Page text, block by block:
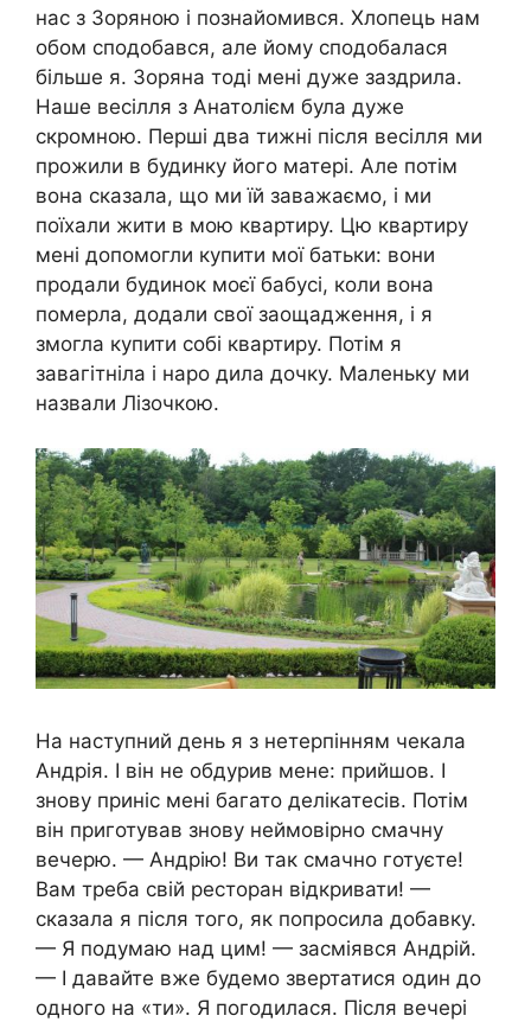
нас з Зоряною і познайомився. Хлопець нам
обом сподобався, але йому сподобалася
більше я. Зоряна тоді мені дуже заздрила.
Наше весілля з Анатолієм була дуже
скромною. Перші два тижні після весілля ми
прожили в будинку його матері. Але потім
вона сказала, що ми їй заважаємо, і ми
поїхали жити в мою квартиру. Цю квартиру
мені допомогли купити мої батьки: вони
продали будинок моєї бабусі, коли вона
померла, додали свої заощадження, і я
змогла купити собі квартиру. Потім я
завагітніла і наро дила дочку. Маленьку ми
назвали Лізочкою.
На наступний день я з нетерпінням чекала
Андрія. І він не обдурив мене: прийшов. І
знову приніс мені багато делікатесів. Потім
він приготував знову неймовірно смачну
вечерю. — Андрію! Ви так смачно готуєте!
Вам треба свій ресторан відкривати! —
сказала я після того, як попросила добавку.
— Я подумаю над цим! — засміявся Андрій.
— І давайте вже будемо звертатися один до
одного на «ти». Я погодилася. Після вечері